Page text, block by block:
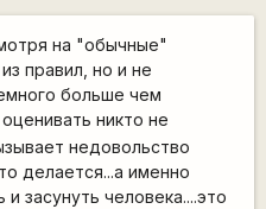
на "обычные"
правил, но и не
больше чем
оценивать никто не
недовольство
делается...а именно
засунуть человека....это